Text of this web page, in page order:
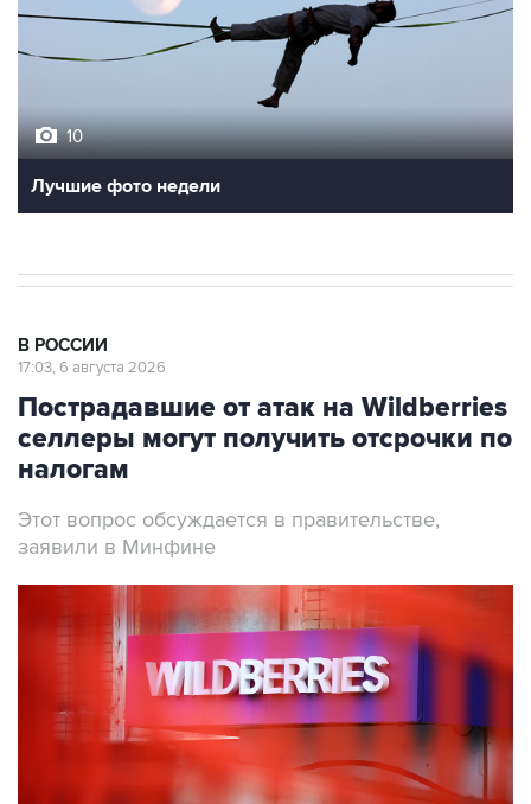
10
Лучшие фото недели
В РОССИИ
17:03, 6 августа 2026
Пострадавшие от атак на Wildberries
селлеры могут получить отсрочки по
налогам
Этот вопрос обсуждается в правительстве,
заявили в Минфине